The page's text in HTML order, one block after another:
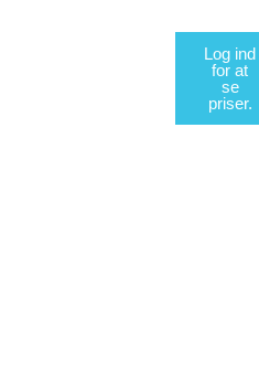
Log ind
for at
se
priser.